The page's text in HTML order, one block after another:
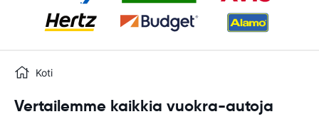
Koti
Vertailemme kaikkia vuokra-autoja